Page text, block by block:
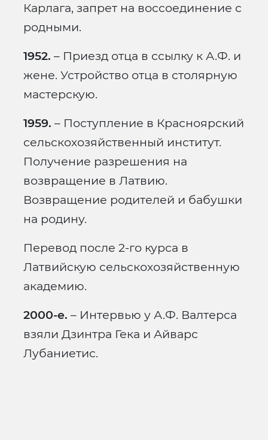
Карлага, запрет на воссоединение с
родными.
1952. – Приезд отца в ссылку к А.Ф. и
жене. Устройство отца в столярную
мастерскую.
1959. – Поступление в Красноярский
сельскохозяйственный институт.
Получение разрешения на
возвращение в Латвию.
Возвращение родителей и бабушки
на родину.
Перевод после 2-го курса в
Латвийскую сельскохозяйственную
академию.
2000-е. – Интервью у А.Ф. Валтерса
взяли Дзинтра Гека и Айварс
Лубаниетис.